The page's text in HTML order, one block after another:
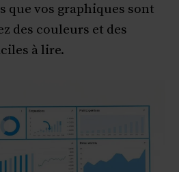
que vos graphiques sont
des couleurs et des
à lire.